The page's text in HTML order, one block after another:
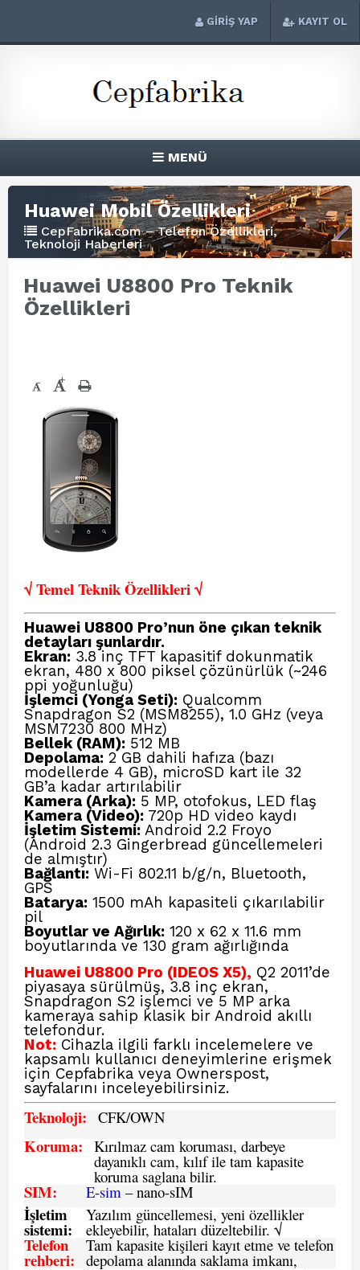
GİRİŞ YAP KAYIT OL
MENÜ
Huawei Mobil Özellikleri
CepFabrika.com – Telefon Özellikleri,
Teknoloji Haberleri
Huawei U8800 Pro Teknik
Özellikleri
- +
√ Temel Teknik Özellikleri √
Huawei U8800 Pro’nun öne çıkan teknik
detayları şunlardır.
Ekran: 3.8 inç TFT kapasitif dokunmatik
ekran, 480 x 800 piksel çözünürlük (~246
ppi yoğunluğu)
İşlemci (Yonga Seti): Qualcomm
Snapdragon S2 (MSM8255), 1.0 GHz (veya
MSM7230 800 MHz)
Bellek (RAM): 512 MB
Depolama: 2 GB dahili hafıza (bazı
modellerde 4 GB), microSD kart ile 32
GB’a kadar artırılabilir
Kamera (Arka): 5 MP, otofokus, LED flaş
Kamera (Video): 720p HD video kaydı
İşletim Sistemi: Android 2.2 Froyo
(Android 2.3 Gingerbread güncellemeleri
de almıştır)
Bağlantı: Wi-Fi 802.11 b/g/n, Bluetooth,
GPS
Batarya: 1500 mAh kapasiteli çıkarılabilir
pil
Boyutlar ve Ağırlık: 120 x 62 x 11.6 mm
boyutlarında ve 130 gram ağırlığında
Huawei U8800 Pro (IDEOS X5), Q2 2011’de
piyasaya sürülmüş, 3.8 inç ekran,
Snapdragon S2 işlemci ve 5 MP arka
kameraya sahip klasik bir Android akıllı
telefondur.
Not: Cihazla ilgili farklı incelemelere ve
kapsamlı kullanıcı deneyimlerine erişmek
için Cepfabrika veya Ownerspost,
sayfalarını inceleyebilirsiniz.
Teknoloji: CFK/OWN
Koruma: Kırılmaz cam koruması, darbeye
dayanıklı cam, kılıf ile tam kapasite
koruma saglana bilir.
SIM: E-sim – nano-sIM
İşletim
sistemi:
Yazılım güncellemesi, yeni özellikler
ekleyebilir, hataları düzeltebilir. √
Telefon
rehberi:
Tam kapasite kişileri kayıt etme ve telefon
depolama alanında saklama imkanı,